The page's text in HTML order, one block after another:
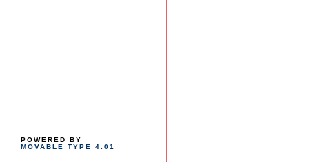
POWERED BY
MOVABLE TYPE 4.01